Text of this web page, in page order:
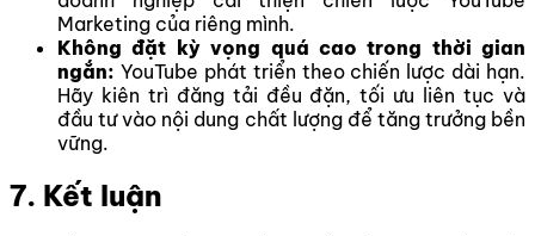
Marketing của riêng mình.
Không đặt kỳ vọng quá cao trong thời gian
ngắn: YouTube phát triển theo chiến lược dài hạn.
Hãy kiên trì đăng tải đều đặn, tối ưu liên tục và
đầu tư vào nội dung chất lượng để tăng trưởng bền
vững.
7. Kết luận